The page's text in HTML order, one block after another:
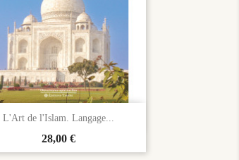
L'Art de l'Islam. Langage...
Prix
28,00 €
Aperçu rapide